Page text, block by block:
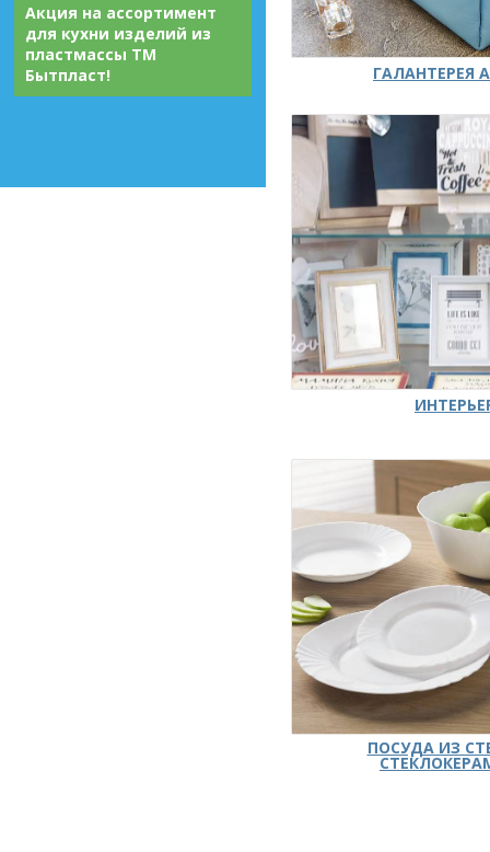
Акция на ассортимент
для кухни изделий из
пластмассы ТМ
Бытпласт!
ГАЛАНТЕРЕЯ
ПОСУДА ИЗ